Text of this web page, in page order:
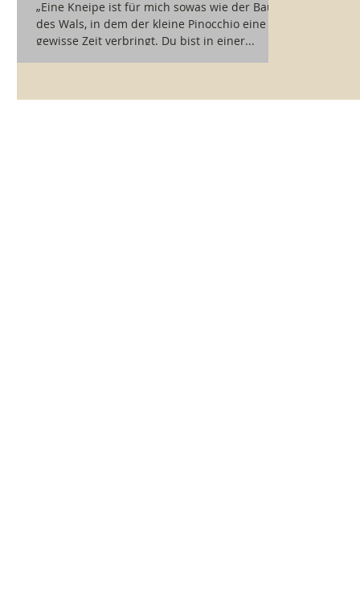
„Eine Kneipe ist für mich sowas wie der Bauch
des Wals, in dem der kleine Pinocchio eine
gewisse Zeit verbringt. Du bist in einer...